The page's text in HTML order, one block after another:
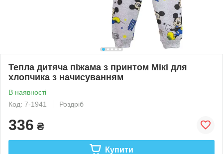
Тепла дитяча піжама з принтом Мікі для
хлопчика з начисуванням
В наявності
Код: 7-1941
Роздріб
336 ₴
Купити